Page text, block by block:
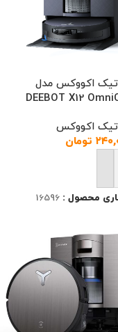
اکووکس مدل
DEEBOT X12
اکووکس
تومان
به سبد خرید
محصول : 16596